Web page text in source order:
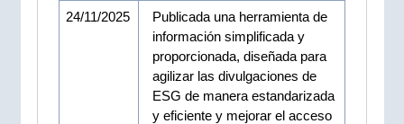
24/11/2025
Publicada una herramienta de
información simplificada y
proporcionada, diseñada para
agilizar las divulgaciones de
ESG de manera estandarizada
y eficiente y mejorar el acceso